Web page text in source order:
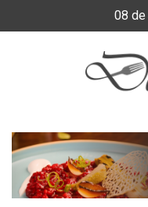
08 de